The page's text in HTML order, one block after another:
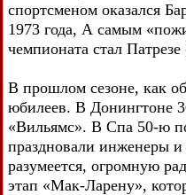
спортсменом оказался
1973 года, А самым
чемпионата стал
В прошлом сезоне, как
юбилеев. В Донингтоне
«Вильямс». В Спа 50-ю
праздновали инженеры
разумеется, огромную
этап «Мак-Ларену»,